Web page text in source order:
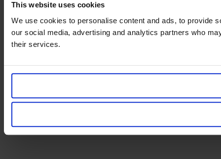
This website uses cookies
We use cookies to personalise content and ads, to provide
our social media, advertising and analytics partners who
their services.